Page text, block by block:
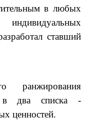
в любых
ставший
ранжирования
в два списка -
ценностей.